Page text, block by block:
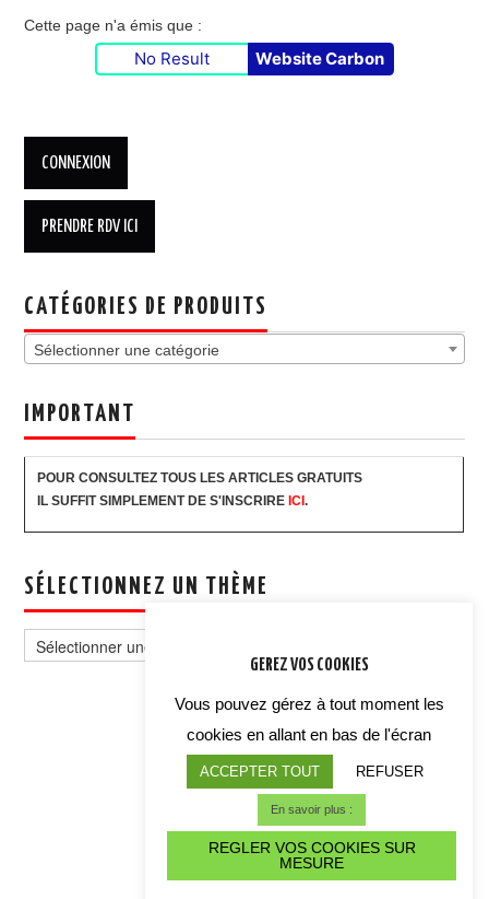
Cette page n'a émis que :
No Result Website Carbon
CATÉGORIES DE PRODUITS
Sélectionner une catégorie
IMPORTANT
POUR CONSULTEZ TOUS LES ARTICLES GRATUITS
IL SUFFIT SIMPLEMENT DE S'INSCRIRE ICI.
SÉLECTIONNEZ UN THÈME
un
thème
ALERTE CYBER CRISE
GEREZ VOS COOKIES
Vous pouvez gérez à tout moment les
cookies en allant en bas de l'écran
ACCEPTER TOUT REFUSER
En savoir plus :
REGLER VOS COOKIES SUR
MESURE